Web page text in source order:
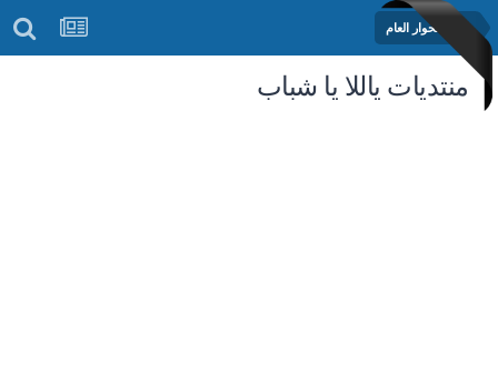
منتدى الحوار العام
منتديات ياللا يا شباب